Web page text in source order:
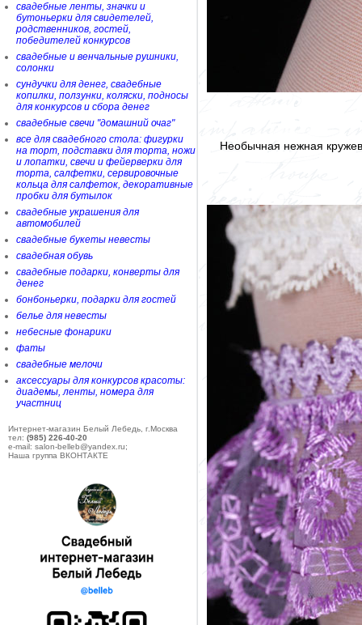
свадебные ленты, значки и
бутоньерки для свидетелей,
родственников, гостей,
победителей конкурсов
свадебные и венчальные рушники,
солонки
сундучки для денег, свадебные
копилки, ползунки, коляски, подносы
для конкурсов и сбора денег
свадебные свечи "домашний очаг"
все для свадебного стола: фигурки
на торт, подставки для торта, ножи
и лопатки, свечи и фейерверки для
торта, салфетки, сервировочные
кольца для салфеток, декоративные
пробки для бутылок
свадебные украшения для
автомобилей
свадебные букеты невесты
свадебная обувь
свадебные подарки, конверты для
денег
бонбоньерки, подарки для гостей
белье для невесты
небесные фонарики
фаты
свадебные мелочи
аксессуары для конкурсов красоты:
диадемы, ленты, номера для
участниц
Интернет-магазин Белый Лебедь, г.Москва
тел: (985) 226-40-20
e-mail: salon-belleb@yandex.ru;
Наша группа ВКОНТАКТЕ
Необычная нежная